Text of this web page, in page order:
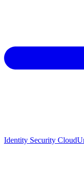
Identity Security Cloud